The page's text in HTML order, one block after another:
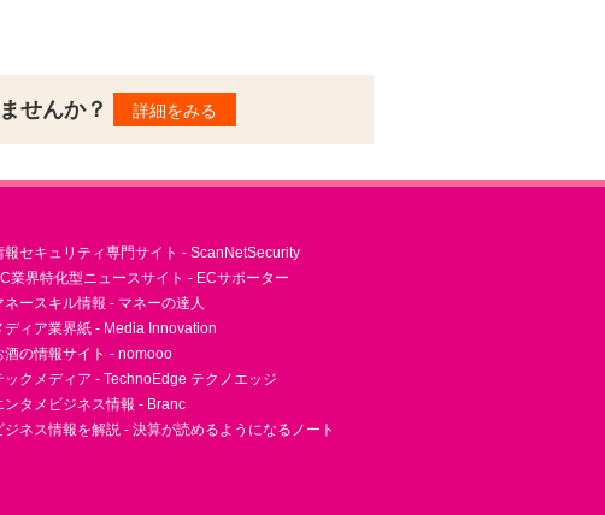
せんか？ 詳細をみる
報セキュリティ専門サイト - ScanNetSecurity
業界特化型ニュースサイト - ECサポーター
ネースキル情報 - マネーの達人
ディア業界紙 - Media Innovation
酒の情報サイト - nomooo
ックメディア - TechnoEdge テクノエッジ
ンタメビジネス情報 - Branc
ジネス情報を解説 - 決算が読めるようになるノート